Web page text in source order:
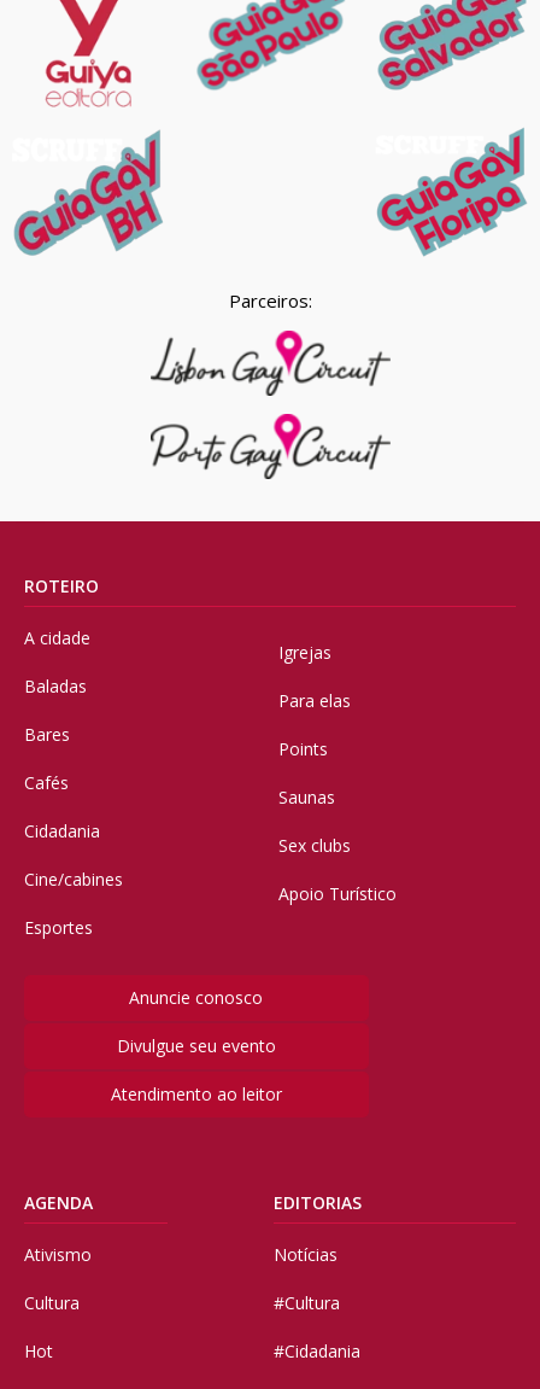
Parceiros:
ROTEIRO
A cidade
Baladas
Bares
Cafés
Cidadania
Cine/cabines
Esportes
Igrejas
Para elas
Points
Saunas
Sex clubs
Apoio Turístico
Anuncie conosco
Divulgue seu evento
Atendimento ao leitor
AGENDA
Ativismo
Cultura
Hot
EDITORIAS
Notícias
#Cultura
#Cidadania